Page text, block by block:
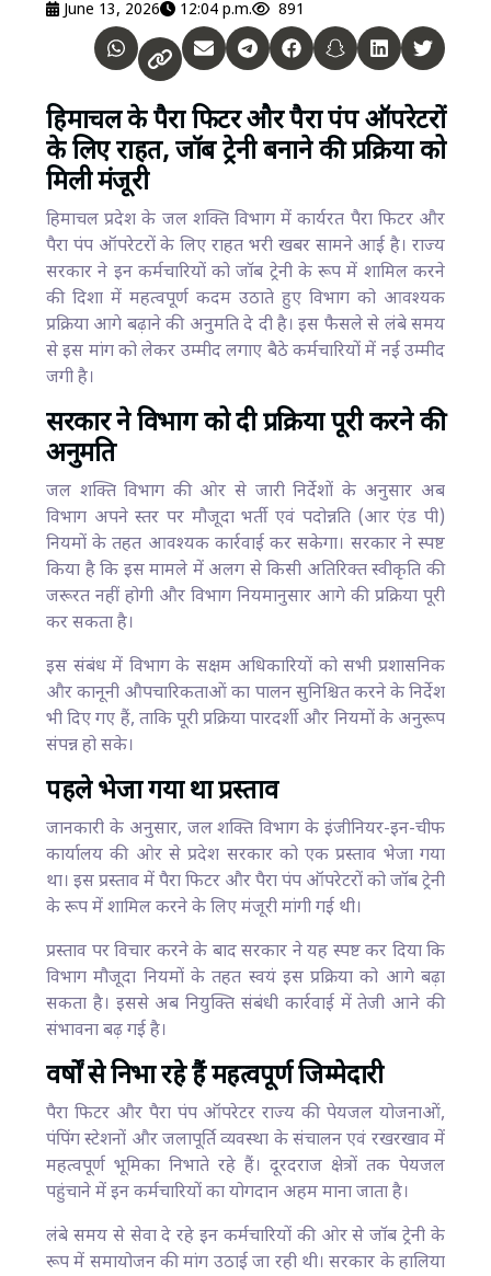
June 13, 2026 12:04 p.m. 891
हिमाचल के पैरा फिटर और पैरा पंप ऑपरेटरों
के लिए राहत, जॉब ट्रेनी बनाने की प्रक्रिया को
मिली मंजूरी
हिमाचल प्रदेश के जल शक्ति विभाग में कार्यरत पैरा फिटर और
पैरा पंप ऑपरेटरों के लिए राहत भरी खबर सामने आई है। राज्य
सरकार ने इन कर्मचारियों को जॉब ट्रेनी के रूप में शामिल करने
की दिशा में महत्वपूर्ण कदम उठाते हुए विभाग को आवश्यक
प्रक्रिया आगे बढ़ाने की अनुमति दे दी है। इस फैसले से लंबे समय
से इस मांग को लेकर उम्मीद लगाए बैठे कर्मचारियों में नई उम्मीद
जगी है।
सरकार ने विभाग को दी प्रक्रिया पूरी करने की
अनुमति
जल शक्ति विभाग की ओर से जारी निर्देशों के अनुसार अब
विभाग अपने स्तर पर मौजूदा भर्ती एवं पदोन्नति (आर एंड पी)
नियमों के तहत आवश्यक कार्रवाई कर सकेगा। सरकार ने स्पष्ट
किया है कि इस मामले में अलग से किसी अतिरिक्त स्वीकृति की
जरूरत नहीं होगी और विभाग नियमानुसार आगे की प्रक्रिया पूरी
कर सकता है।
इस संबंध में विभाग के सक्षम अधिकारियों को सभी प्रशासनिक
और कानूनी औपचारिकताओं का पालन सुनिश्चित करने के निर्देश
भी दिए गए हैं, ताकि पूरी प्रक्रिया पारदर्शी और नियमों के अनुरूप
संपन्न हो सके।
पहले भेजा गया था प्रस्ताव
जानकारी के अनुसार, जल शक्ति विभाग के इंजीनियर-इन-चीफ
कार्यालय की ओर से प्रदेश सरकार को एक प्रस्ताव भेजा गया
था। इस प्रस्ताव में पैरा फिटर और पैरा पंप ऑपरेटरों को जॉब ट्रेनी
के रूप में शामिल करने के लिए मंजूरी मांगी गई थी।
प्रस्ताव पर विचार करने के बाद सरकार ने यह स्पष्ट कर दिया कि
विभाग मौजूदा नियमों के तहत स्वयं इस प्रक्रिया को आगे बढ़ा
सकता है। इससे अब नियुक्ति संबंधी कार्रवाई में तेजी आने की
संभावना बढ़ गई है।
वर्षों से निभा रहे हैं महत्वपूर्ण जिम्मेदारी
पैरा फिटर और पैरा पंप ऑपरेटर राज्य की पेयजल योजनाओं,
पंपिंग स्टेशनों और जलापूर्ति व्यवस्था के संचालन एवं रखरखाव में
महत्वपूर्ण भूमिका निभाते रहे हैं। दूरदराज क्षेत्रों तक पेयजल
पहुंचाने में इन कर्मचारियों का योगदान अहम माना जाता है।
लंबे समय से सेवा दे रहे इन कर्मचारियों की ओर से जॉब ट्रेनी के
रूप में समायोजन की मांग उठाई जा रही थी। सरकार के हालिया